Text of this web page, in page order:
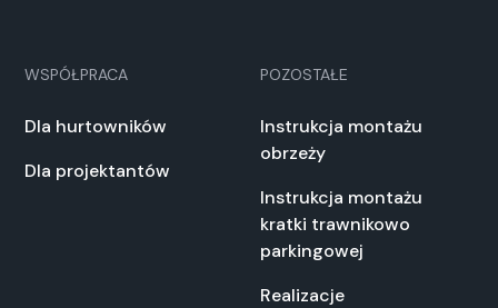
WSPÓŁPRACA
Dla hurtowników
Dla projektantów
POZOSTAŁE
Instrukcja montażu
obrzeży
Instrukcja montażu
kratki trawnikowo
parkingowej
Realizacje